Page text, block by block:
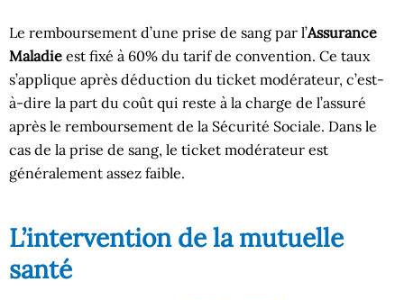
Le remboursement d’une prise de sang par l’Assurance
Maladie est fixé à 60% du tarif de convention. Ce taux
s’applique après déduction du ticket modérateur, c’est-
à-dire la part du coût qui reste à la charge de l’assuré
après le remboursement de la Sécurité Sociale. Dans le
cas de la prise de sang, le ticket modérateur est
généralement assez faible.
L’intervention de la mutuelle
santé